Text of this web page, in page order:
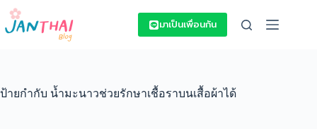
Skip
content
มาเป็นเพื่อนกัน
ป้ายกำกับ น้ำมะนาวช่วยรักษาเชื้อราบนเสื้อผ้าได้